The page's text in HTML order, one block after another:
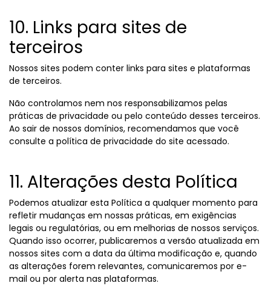
10. Links para sites de
terceiros
Nossos sites podem conter links para sites e plataformas
de terceiros.
Não controlamos nem nos responsabilizamos pelas
práticas de privacidade ou pelo conteúdo desses terceiros.
Ao sair de nossos domínios, recomendamos que você
consulte a política de privacidade do site acessado.
11. Alterações desta Política
Podemos atualizar esta Política a qualquer momento para
refletir mudanças em nossas práticas, em exigências
legais ou regulatórias, ou em melhorias de nossos serviços.
Quando isso ocorrer, publicaremos a versão atualizada em
nossos sites com a data da última modificação e, quando
as alterações forem relevantes, comunicaremos por e-
mail ou por alerta nas plataformas.